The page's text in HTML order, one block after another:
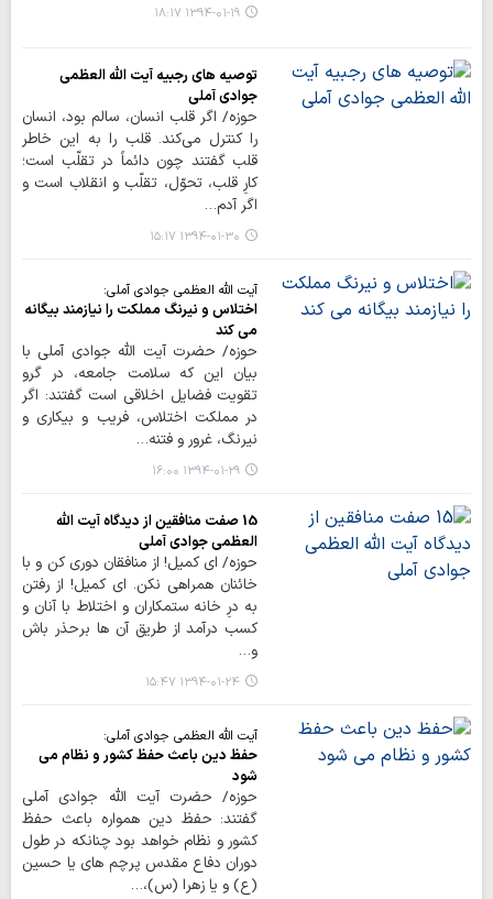
۱۳۹۴-۰۱-۱۹ ۱۸:۱۷
توصیه های رجبیه آیت الله العظمی
جوادی آملی
حوزه/ اگر قلب انسان، سالم بود، انسان
را کنترل مي‌کند. قلب را به این خاطر
قلب گفتند چون دائماً در تقلّب است؛
کارِ قلب، تحوّل، تقلّب و انقلاب است و
اگر آدم…
۱۳۹۴-۰۱-۳۰ ۱۵:۱۷
آیت الله العظمی جوادی آملی:
اختلاس و نیرنگ مملکت را نیازمند بیگانه
می کند
حوزه/ حضرت آیت الله جوادی آملی با
بیان این که سلامت جامعه، در گرو
تقویت فضایل اخلاقی است گفتند: اگر
در مملکت اختلاس، فريب و بيکاري و
نيرنگ، غرور و فتنه…
۱۳۹۴-۰۱-۲۹ ۱۶:۰۰
15 صفت منافقین از دیدگاه آیت الله
العظمی جوادی آملی
حوزه/ اي کميل! از منافقان دوري کن و با
خائنان همراهي نکن. اي کميل! از رفتن
به درِ خانه ستمکاران و اختلاط با آنان و
کسب درآمد از طريق آن ‌ها برحذر باش
و…
۱۳۹۴-۰۱-۲۴ ۱۵:۴۷
آیت الله العظمی جوادی آملی:
حفظ دین باعث حفظ کشور و نظام می
شود
حوزه/ حضرت آیت الله جوادی آملی
گفتند: حفظ دین همواره باعث حفظ
کشور و نظام خواهد بود چنانکه در طول
دوران دفاع مقدس پرچم های یا حسین
(ع) و یا زهرا (س)،…